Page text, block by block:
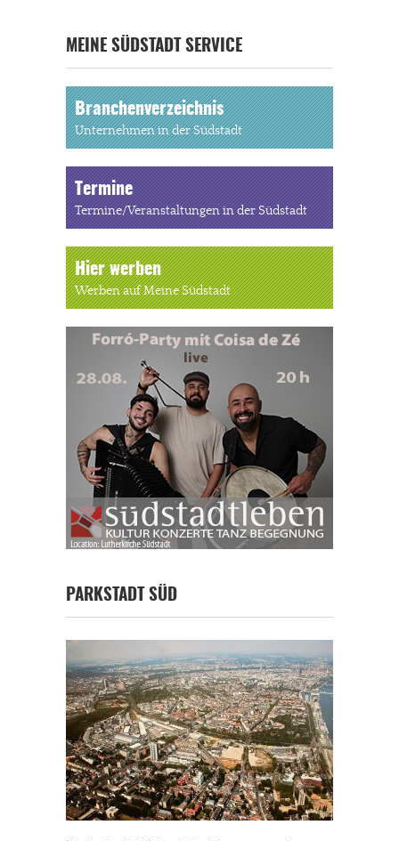
MEINE SÜDSTADT SERVICE
Branchenverzeichnis
Unternehmen in der Südstadt
Termine
Termine/Veranstaltungen in der Südstadt
Hier werben
Werben auf Meine Südstadt
PARKSTADT SÜD